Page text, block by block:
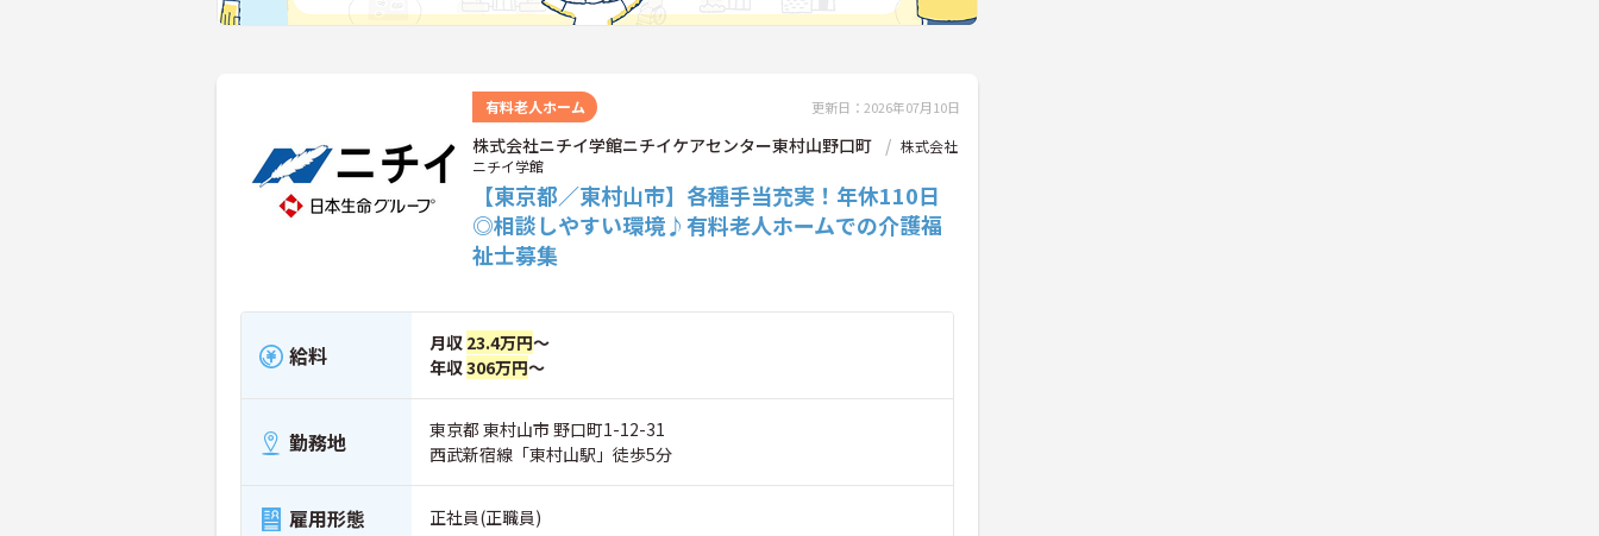
有料老人ホーム 更新日：2026年07月10日
株式会社ニチイ学館ニチイケアセンター東村山野口町
株式会社
ニチイ学館
【東京都／東村山市】各種手当充実！年休110日
◎相談しやすい環境♪有料老人ホームでの介護福
祉士募集
給料 月収 23.4万円～
年収306万円～
勤務地
東京都 東村山市 野口町1-12-31
西武新宿線「東村山駅」徒歩5分
雇用形態 正社員(正職員)